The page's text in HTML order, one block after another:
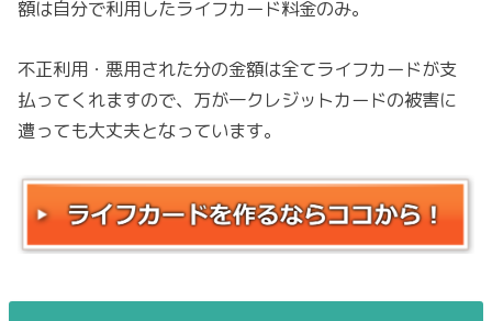
額は自分で利用したライフカード料金のみ。
不正利用・悪用された分の金額は全てライフカードが支
払ってくれますので、万が一クレジットカードの被害に
遭っても大丈夫となっています。